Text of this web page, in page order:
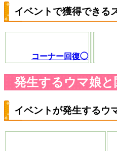
イベントで獲得できる
コーナー回復◯
発生するウマ娘と
イベントが発生するウ